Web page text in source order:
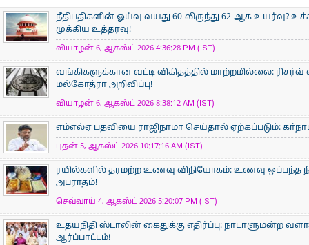
நீதிபதிகளின் ஓய்வு வயது 60-லிருந்து 62-ஆக உயர்வு?
முக்கிய உத்தரவு!
வியாழன் 6, ஆகஸ்ட் 2026 4:36:28 PM (IST)
வங்கிகளுக்கான வட்டி விகிதத்தில் மாற்றமில்லை:
மல்கோத்ரா அறிவிப்பு!
வியாழன் 6, ஆகஸ்ட் 2026 8:38:12 AM (IST)
எம்எல்ஏ பதவியை ராஜிநாமா செய்தால் ஏற்கப்படும்:
புதன் 5, ஆகஸ்ட் 2026 10:17:16 AM (IST)
ரயில்களில் தரமற்ற உணவு விநியோகம்: உணவு ஒப்பந்த
அபராதம்!
செவ்வாய் 4, ஆகஸ்ட் 2026 5:20:07 PM (IST)
உதயநிதி ஸ்டாலின் கைதுக்கு எதிர்ப்பு: நாடாளுமன்ற
ஆர்ப்பாட்டம்!